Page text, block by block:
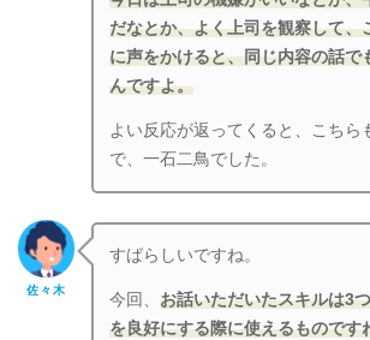
だなとか、よく上司を観察して、
に声をかけると、同じ内容の話で
んですよ。
よい反応が返ってくると、こちら
で、一石二鳥でした。
佐々木
すばらしいですね。
今回、お話いただいたスキルは3
を良好にする際に使えるものです